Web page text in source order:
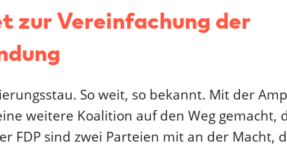
zur Vereinfachung der
So weit, so bekannt. Mit der
weitere Koalition auf den Weg gemacht,
FDP sind zwei Parteien mit an der Macht,